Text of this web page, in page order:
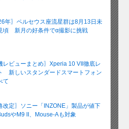
年〗ペルセウス座流星群は8月13日未
頃 新月の好条件でα撮影に挑戦
レビューまとめ〗Xperia 10 VII徹底レ
新しいスタンダードスマートフォン
て
改定〗ソニー「INZONE」製品が値下
やM9 II、Mouse-Aも対象